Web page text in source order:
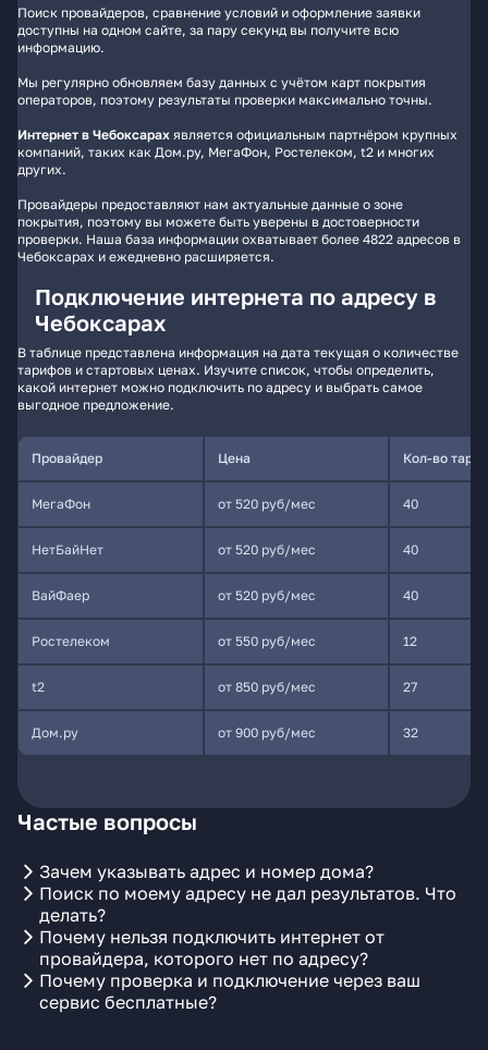
Поиск провайдеров, сравнение условий и оформление заявки
доступны на одном сайте, за пару секунд вы получите всю
информацию.
Мы регулярно обновляем базу данных с учётом карт покрытия
операторов, поэтому результаты проверки максимально точны.
Интернет в Чебоксарах является официальным партнёром крупных
компаний, таких как Дом.ру, МегаФон, Ростелеком, t2 и многих
других.
Провайдеры предоставляют нам актуальные данные о зоне
покрытия, поэтому вы можете быть уверены в достоверности
проверки. Наша база информации охватывает более 4822 адресов в
Чебоксарах и ежедневно расширяется.
Подключение интернета по адресу в
Чебоксарах
В таблице представлена информация на дата текущая о количестве
тарифов и стартовых ценах. Изучите список, чтобы определить,
какой интернет можно подключить по адресу и выбрать самое
выгодное предложение.
Провайдер Цена Кол-во
МегаФон от 520 руб/мес 40
НетБайНет от 520 руб/мес 40
ВайФаер от 520 руб/мес 40
Ростелеком от 550 руб/мес 12
t2 от 850 руб/мес 27
Дом.ру от 900 руб/мес 32
Частые вопросы
Зачем указывать адрес и номер дома?
Поиск по моему адресу не дал результатов. Что
делать?
Почему нельзя подключить интернет от
провайдера, которого нет по адресу?
Почему проверка и подключение через ваш
сервис бесплатные?